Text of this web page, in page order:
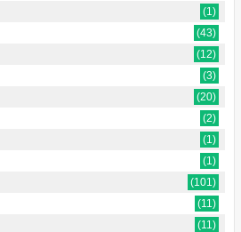
(1)
(43)
(12)
(3)
(20)
(2)
(1)
(1)
(101)
(11)
(11)